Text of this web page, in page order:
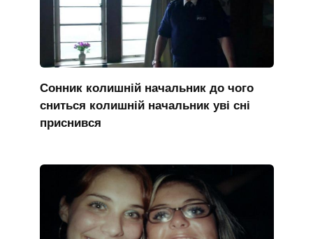
Сонник колишній начальник до чого
сниться колишній начальник уві сні
приснився